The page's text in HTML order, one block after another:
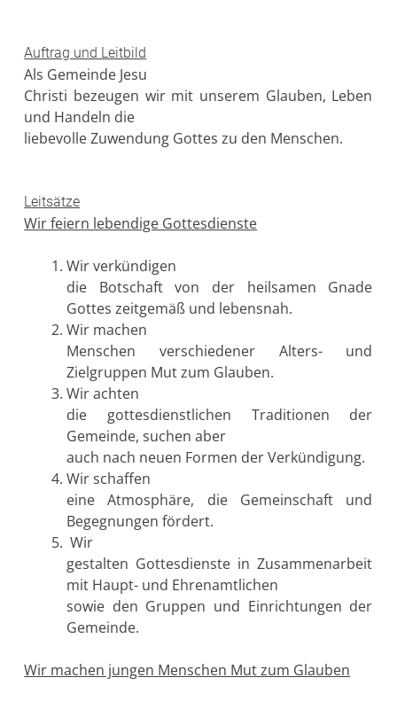
Auftrag und Leitbild
Als Gemeinde Jesu
Christi bezeugen wir mit unserem Glauben, Leben
und Handeln die
liebevolle Zuwendung Gottes zu den Menschen.
Leitsätze
Wir feiern lebendige Gottesdienste
Wir verkündigen
die Botschaft von der heilsamen Gnade
Gottes zeitgemäß und lebensnah.
Wir machen
Menschen verschiedener Alters- und
Zielgruppen Mut zum Glauben.
Wir achten
die gottesdienstlichen Traditionen der
Gemeinde, suchen aber
auch nach neuen Formen der Verkündigung.
Wir schaffen
eine Atmosphäre, die Gemeinschaft und
Begegnungen fördert.
Wir
gestalten Gottesdienste in Zusammenarbeit
mit Haupt- und Ehrenamtlichen
sowie den Gruppen und Einrichtungen der
Gemeinde.
Wir machen jungen Menschen Mut zum Glauben